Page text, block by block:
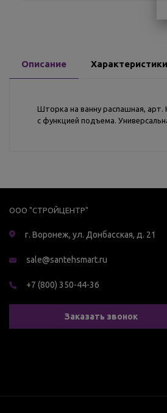
Описание Характеристики
Шторка на ванну распашная, арт.
с функцией подъема.
ООО "СТРОЙЦЕНТР"
г. Воронеж, ул. Донбасская, д. 21
sale@santehsmart.ru
+7 (800) 350-44-36
Заказать звонок